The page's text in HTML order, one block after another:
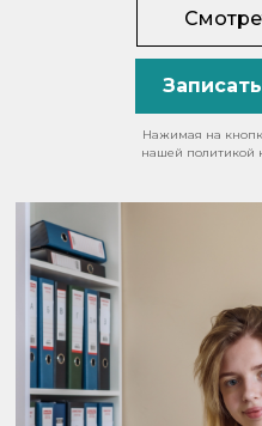
Нажимая на
нашей политикой